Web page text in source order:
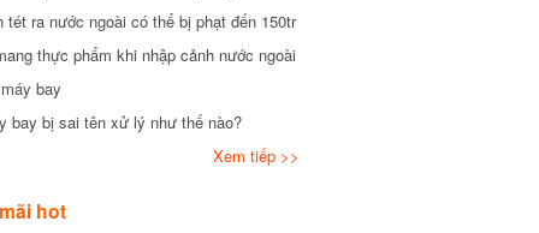
tét ra nước ngoài có thể bị phạt đến 150tr
thực phẩm khi nhập cảnh nước ngoài
bay
bay bị sai tên xử lý như thế nào?
Xem tiếp >>
hot